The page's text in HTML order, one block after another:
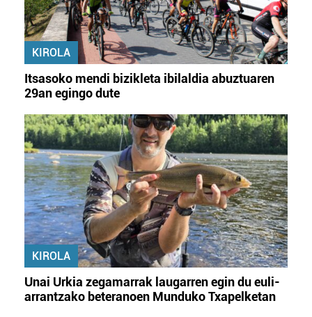
KIROLA
Itsasoko mendi bizikleta ibilaldia abuztuaren
29an egingo dute
KIROLA
Unai Urkia zegamarrak laugarren egin du euli-
arrantzako beteranoen Munduko Txapelketan